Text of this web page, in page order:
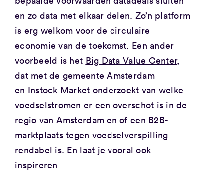
en zo data met elkaar delen. Zo’n platform
is erg welkom voor de circulaire
economie van de toekomst. Een ander
voorbeeld is het Big Data Value Center,
dat met de gemeente Amsterdam
en Instock Market onderzoekt van welke
voedselstromen er een overschot is in de
regio van Amsterdam en of een B2B-
marktplaats tegen voedselverspilling
rendabel is. En laat je vooral ook
inspireren